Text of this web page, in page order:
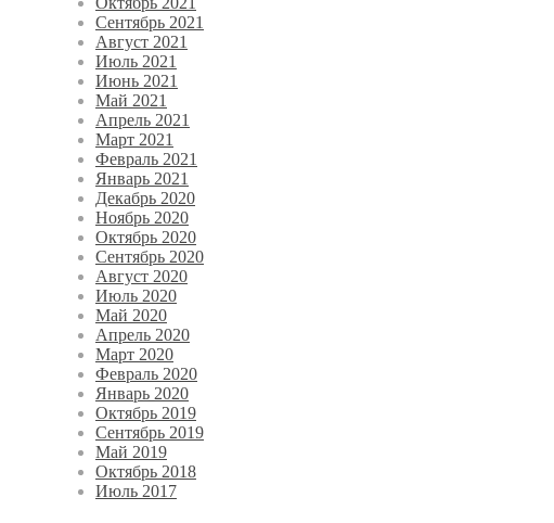
Сентябрь 2021
Август 2021
Июль 2021
Июнь 2021
Май 2021
Апрель 2021
Март 2021
Февраль 2021
Январь 2021
Декабрь 2020
Ноябрь 2020
Октябрь 2020
Сентябрь 2020
Август 2020
Июль 2020
Май 2020
Апрель 2020
Март 2020
Февраль 2020
Январь 2020
Октябрь 2019
Сентябрь 2019
Май 2019
Октябрь 2018
Июль 2017